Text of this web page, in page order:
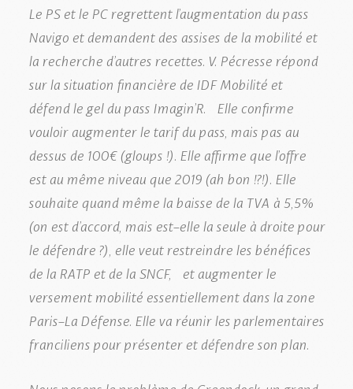
Le PS et le PC regrettent l’augmentation du pass
Navigo et demandent des assises de la mobilité et
la recherche d’autres recettes. V. Pécresse répond
sur la situation financière de IDF Mobilité et
défend le gel du pass Imagin’R. Elle confirme
vouloir augmenter le tarif du pass, mais pas au
dessus de 100€ (gloups !). Elle affirme que l’offre
est au même niveau que 2019 (ah bon !?!). Elle
souhaite quand même la baisse de la TVA à 5,5%
(on est d’accord, mais est-elle la seule à droite pour
le défendre ?), elle veut restreindre les bénéfices
de la RATP et de la SNCF, et augmenter le
versement mobilité essentiellement dans la zone
Paris-La Défense. Elle va réunir les parlementaires
franciliens pour présenter et défendre son plan.